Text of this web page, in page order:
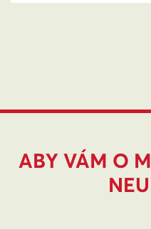
ABY VÁM O